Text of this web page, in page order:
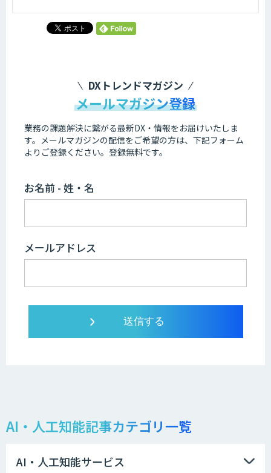
DXトレンドマガジン
メールマガジン登録
業務の課題解決に繋がる最新DX・情報をお届けいたしま
す。 メールマガジンの配信をご希望の方は、下記フォーム
よりご登録ください。登録無料です。
お名前 - 姓・名
メールアドレス
AI・人工知能記事カテゴリ一覧
AI・人工知能サービス